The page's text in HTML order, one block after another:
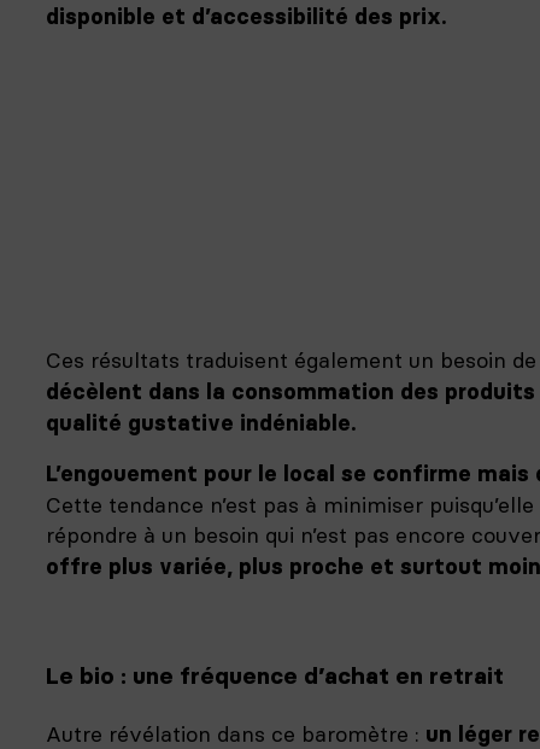
disponible et d’accessibilité des prix.
Ces résultats traduisent également un besoin
décèlent dans la consommation des
qualité gustative indéniable.
L’engouement pour le local se confirme
Cette tendance n’est pas à minimiser
répondre à un besoin qui n’est pas encore
offre plus variée, plus proche et surtout
Le bio : une fréquence d’achat en retrait
Autre révélation dans ce baromètre : un léger